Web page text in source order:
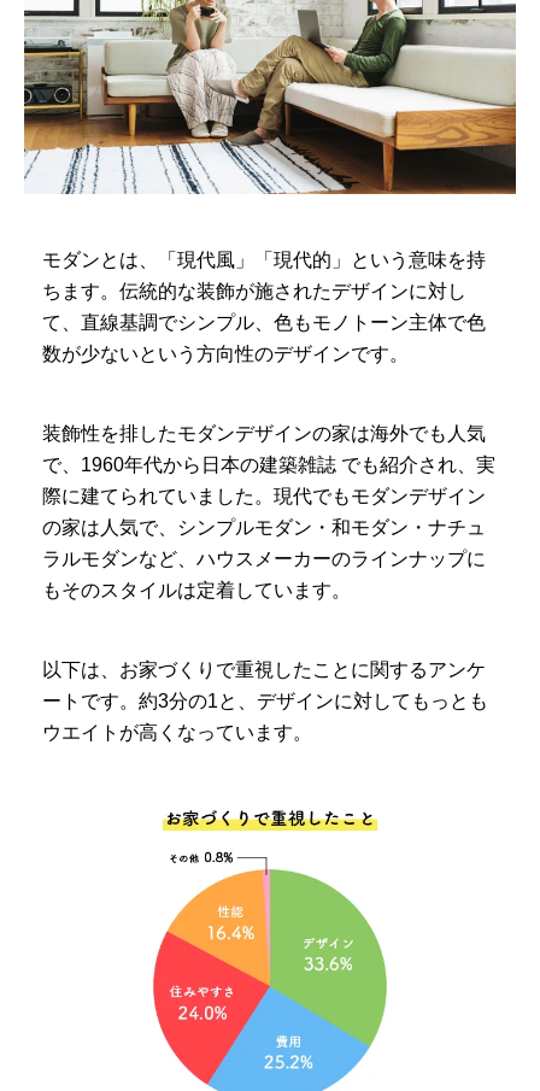
モダンとは、「現代風」「現代的」という意味を持
ちます。伝統的な装飾が施されたデザインに対し
て、直線基調でシンプル、色もモノトーン主体で色
数が少ないという方向性のデザインです。
装飾性を排したモダンデザインの家は海外でも人気
で、1960年代から日本の建築雑誌 でも紹介され、実
際に建てられていました。現代でもモダンデザイン
の家は人気で、シンプルモダン・和モダン・ナチュ
ラルモダンなど、ハウスメーカーのラインナップに
もそのスタイルは定着しています。
以下は、お家づくりで重視したことに関するアンケ
ートです。約3分の1と、デザインに対してもっとも
ウエイトが高くなっています。